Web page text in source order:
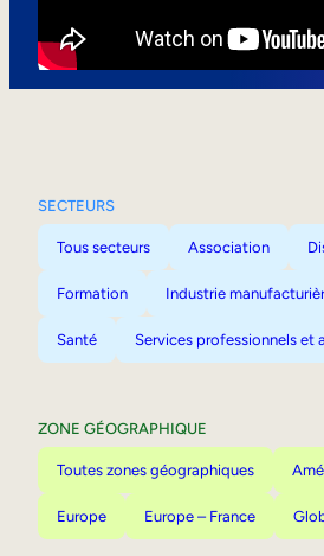
SECTEURS
Tous secteurs Association
Formation Industrie
Santé Services professionnels et
ZONE GÉOGRAPHIQUE
Toutes zones géographiques
Europe Europe – France